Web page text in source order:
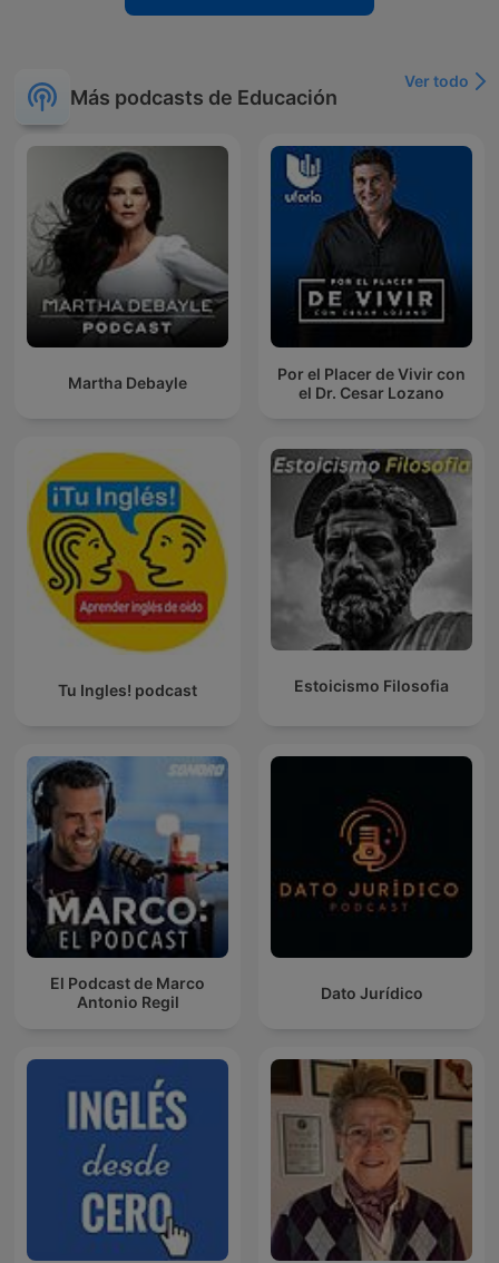
Más podcasts de Educación
Ver todo
Martha Debayle
Por el Placer de Vivir con
el Dr. Cesar Lozano
Tu Ingles! podcast Estoicismo Filosofia
El Podcast de Marco
Antonio Regil
Dato Jurídico